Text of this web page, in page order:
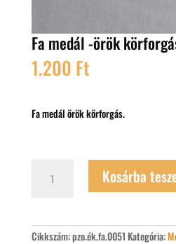
Fa medál -örök
1.200 Ft
Fa medál örök körforgás.
medál
Kosárba
Cikkszám:pzo.ék.fa.0051 Kategória: